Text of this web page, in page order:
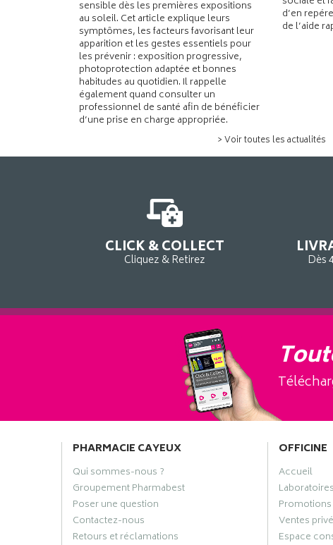
sensible dès les premières expositions
au soleil. Cet article explique leurs
symptômes, les facteurs favorisant leur
apparition et les gestes essentiels pour
les prévenir : exposition progressive,
photoprotection adaptée et bonnes
habitudes au quotidien. Il rappelle
également quand consulter un
professionnel de santé afin de bénéficier
d’une prise en charge appropriée.
d’en
de l’aide
> Voir toutes les actualités
CLICK & COLLECT
Cliquez & Retirez Dès
PHARMACIE CAYEUX
Qui sommes-nous ?
Groupement Pharmabest
Poser une question
Contactez-nous
Retours et réclamations
OFFICINE
Accueil
Promotions
Ventes
Espace